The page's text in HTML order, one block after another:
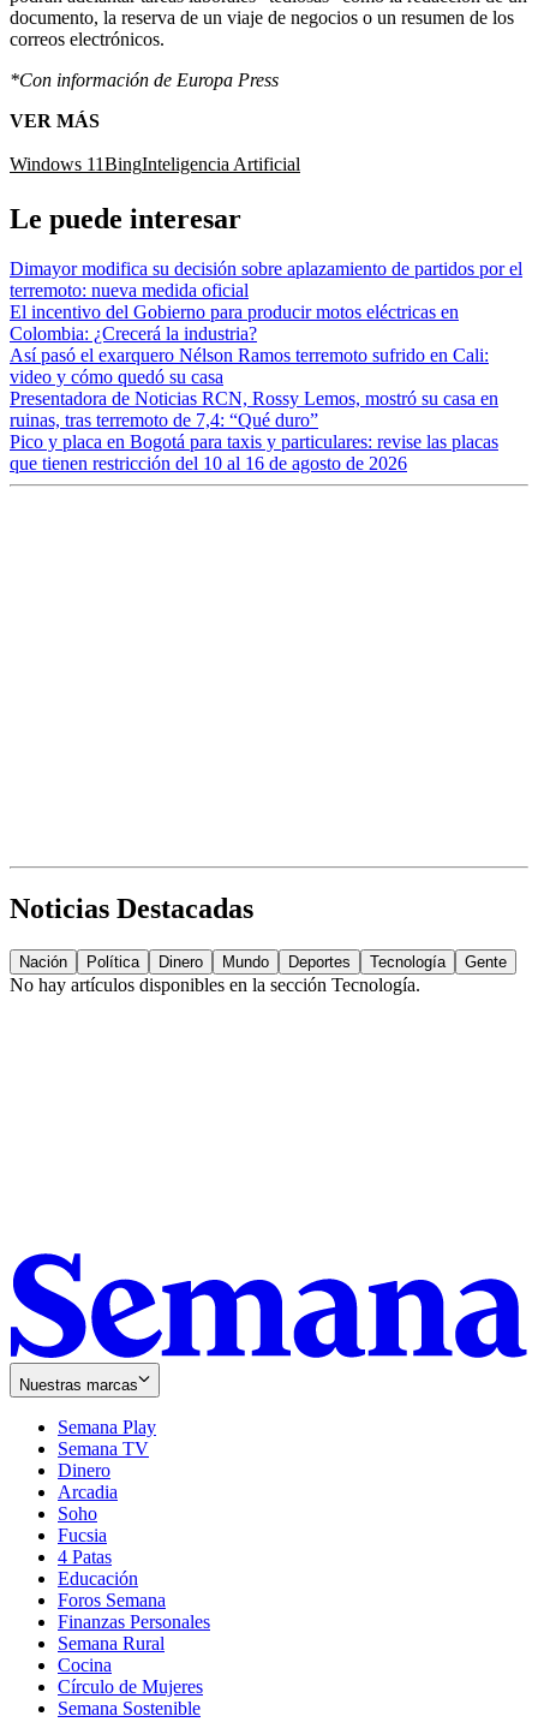
documento, la reserva de un viaje de negocios o un resumen de los
correos electrónicos.
*Con información de Europa Press
VER MÁS
Windows 11BingInteligencia Artificial
Le puede interesar
Dimayor modifica su decisión sobre aplazamiento de partidos por el
terremoto: nueva medida oficial
El incentivo del Gobierno para producir motos eléctricas en
Colombia: ¿Crecerá la industria?
Así pasó el exarquero Nélson Ramos terremoto sufrido en Cali:
video y cómo quedó su casa
Presentadora de Noticias RCN, Rossy Lemos, mostró su casa en
ruinas, tras terremoto de 7,4: “Qué duro”
Pico y placa en Bogotá para taxis y particulares: revise las placas
que tienen restricción del 10 al 16 de agosto de 2026
Noticias Destacadas
Nación Política Dinero Mundo Deportes Tecnología Gente
No hay artículos disponibles en la sección Tecnología.
Nuestras marcas
Semana Play
Semana TV
Dinero
Arcadia
Soho
in
new
window
Fucsia
in
new
window
4 Patas
Educación
Foros Semana
Finanzas Personales
Semana Rural
Cocina
Círculo de Mujeres
Semana Sostenible